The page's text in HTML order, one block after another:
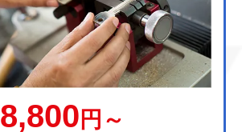
8,800 円～